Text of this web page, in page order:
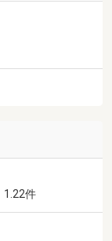
1.22件